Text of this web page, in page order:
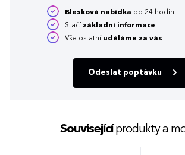
Blesková nabídka do 24 hodin
Stačí základní informace
Vše ostatní uděláme za vás
Odeslat poptávku
Souvisejícíprodukty a